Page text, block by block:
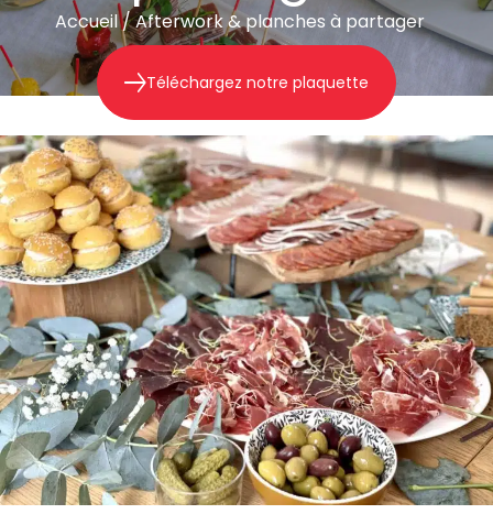
Accueil/Afterwork & planches à partager
Téléchargez notre plaquette